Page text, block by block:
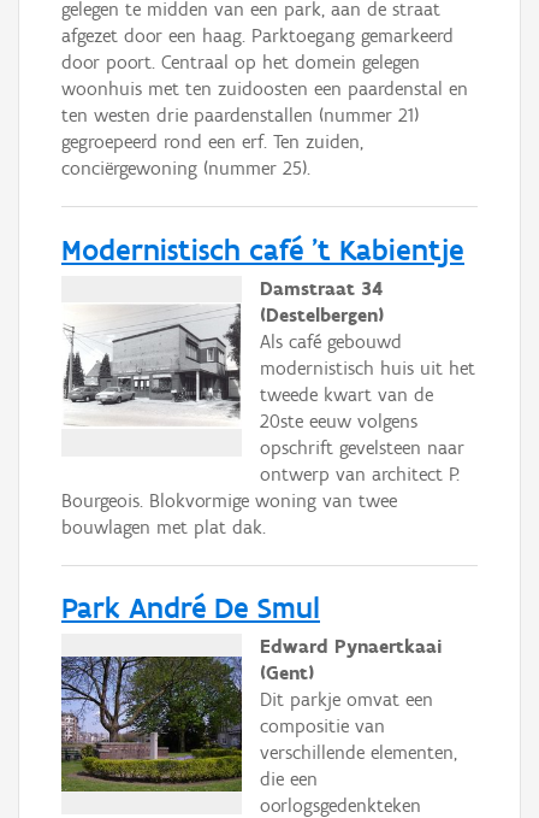
gelegen te midden van een park, aan de straat
afgezet door een haag. Parktoegang gemarkeerd
door poort. Centraal op het domein gelegen
woonhuis met ten zuidoosten een paardenstal en
ten westen drie paardenstallen (nummer 21)
gegroepeerd rond een erf. Ten zuiden,
conciërgewoning (nummer 25).
Modernistisch café 't Kabientje
Damstraat 34
(Destelbergen)
Als café gebouwd
modernistisch huis uit het
tweede kwart van de
20ste eeuw volgens
opschrift gevelsteen naar
ontwerp van architect P.
Bourgeois. Blokvormige woning van twee
bouwlagen met plat dak.
Park André De Smul
Edward Pynaertkaai
(Gent)
Dit parkje omvat een
compositie van
verschillende elementen,
die een
oorlogsgedenkteken